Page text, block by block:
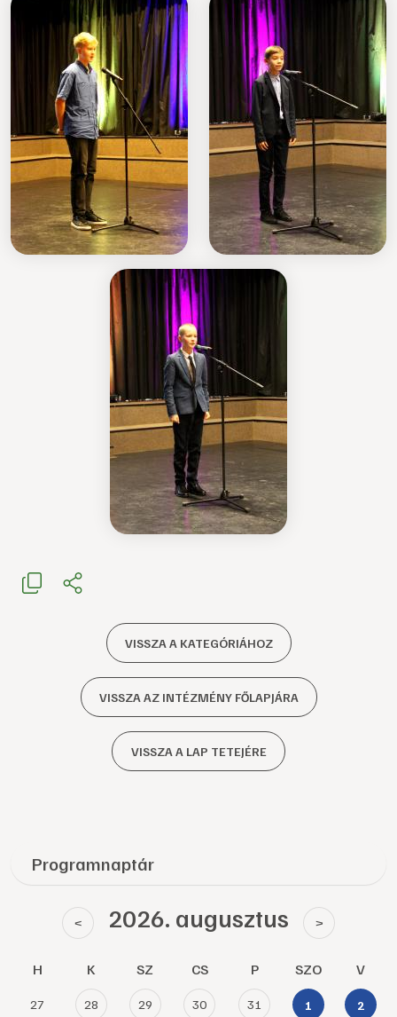
VISSZA A KATEGÓRIÁHOZ
VISSZA AZ INTÉZMÉNY FŐLAPJÁRA
VISSZA A LAP TETEJÉRE
Programnaptár
< 2026. augusztus >
H K SZ CS P SZO V
27 28 29 30 31 1 2